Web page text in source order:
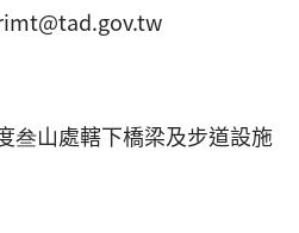
山處轄下橋梁及步道設施